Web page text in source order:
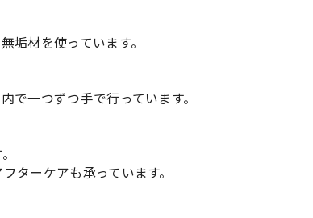
垢材を使っています。
で一つずつ手で行っています。
ターケアも承っています。